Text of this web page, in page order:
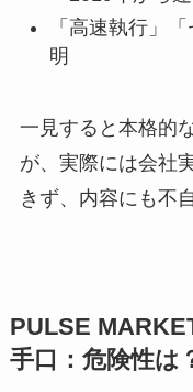
「高速執行」
明
一見すると本格的
が、実際には会社
きず、内容にも不
PULSE
手口：危険性は